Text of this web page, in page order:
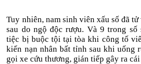
Tuy nhiên, nam sinh viên xấu số đã
sau do ngộ độc rượu. Và 9 trong
tiệc bị buộc tội tại tòa khi công tố
kiến ​​nạn nhân bất tỉnh sau khi uống
gọi xe cứu thương, gián tiếp gây ra